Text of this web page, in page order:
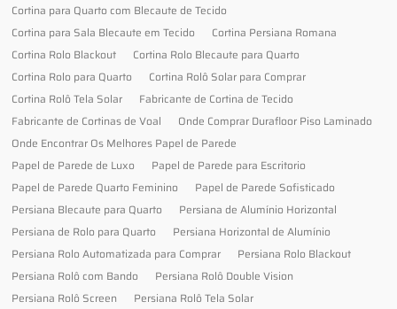
Cortina para Quarto com Blecaute de Tecido
Cortina para Sala Blecaute em Tecido
Cortina Persiana Romana
Cortina Rolo Blackout
Cortina Rolo Blecaute para Quarto
Cortina Rolo para Quarto
Cortina Rolô Solar para Comprar
Cortina Rolô Tela Solar
Fabricante de Cortina de Tecido
Fabricante de Cortinas de Voal
Onde Comprar Durafloor Piso Laminado
Onde Encontrar Os Melhores Papel de Parede
Papel de Parede de Luxo
Papel de Parede para Escritorio
Papel de Parede Quarto Feminino
Papel de Parede Sofisticado
Persiana Blecaute para Quarto
Persiana de Alumínio Horizontal
Persiana de Rolo para Quarto
Persiana Horizontal de Alumínio
Persiana Rolo Automatizada para Comprar
Persiana Rolo Blackout
Persiana Rolô com Bando
Persiana Rolô Double Vision
Persiana Rolô Screen
Persiana Rolô Tela Solar